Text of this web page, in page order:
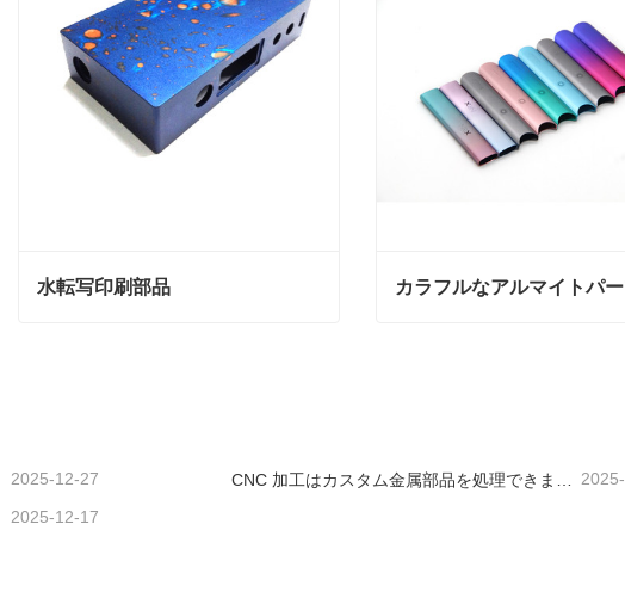
水転写印刷部品 カラフルなアルマイトパ
2025-12-27 CNC 加工はカスタム金属部品を処理できますか?
2025-12-17